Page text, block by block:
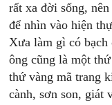
rất xa đời sống,
để nhìn vào hiện
Xưa làm gì có
ông cũng là một
thứ vàng mã trang
cành, sơn son, giát